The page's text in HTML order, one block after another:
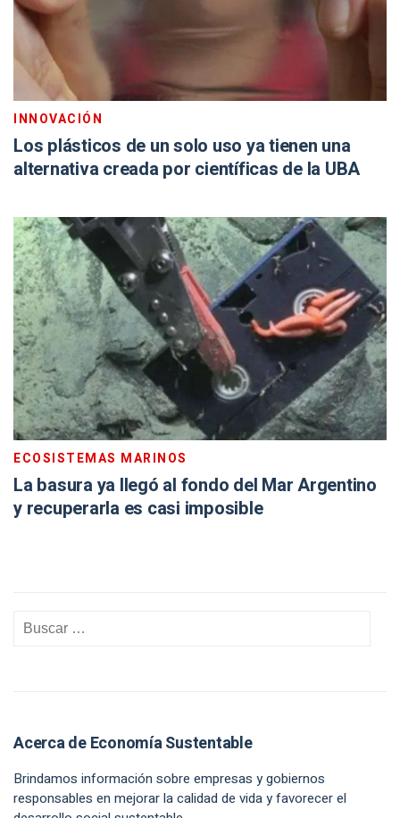
INNOVACIÓN
Los plásticos de un solo uso ya tienen una
alternativa creada por científicas de la UBA
ECOSISTEMAS MARINOS
La basura ya llegó al fondo del Mar Argentino
y recuperarla es casi imposible
Acerca de Economía Sustentable
Brindamos información sobre empresas y gobiernos
responsables en mejorar la calidad de vida y favorecer el